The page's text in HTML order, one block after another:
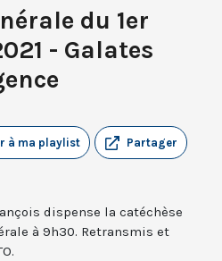
du 1er
- Galates
Partager
à ma playlist
dispense la catéchèse
à 9h30. Retransmis et